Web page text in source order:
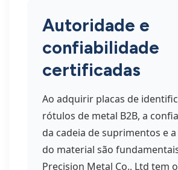
Autoridade e
confiabilidade
certificadas
Ao adquirir placas de
rótulos de metal B2B, a
da cadeia de suprimentos e
do material são
Precision Metal Co., Ltd tem